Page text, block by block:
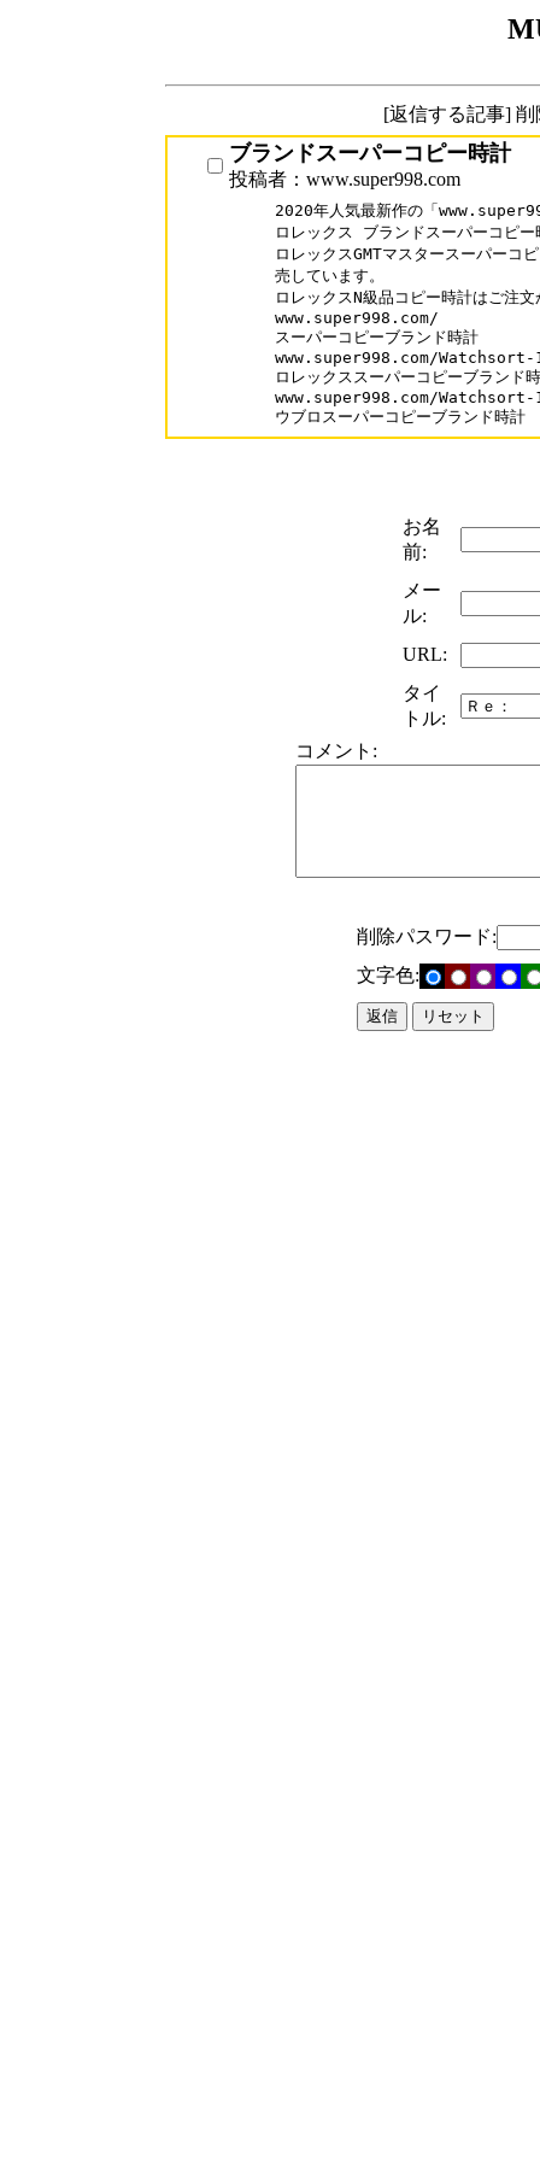
[返信する記事]
ブランドスーパーコピー時計
投稿者：www.super998.com
2020年人気最新作の「
ロレックス ブランドスーパーコピ
ロレックスGMTマスタースーパーコ
売しています。
ロレックスN級品コピー時計はご注
www.super998.com/
スーパーコピーブランド時計
www.super998.com/
ロレックススーパーコピーブランド
www.super998.com/
ウブロスーパーコピーブランド時計
お名
前:
メー
ル:
URL:
タイ
トル:
コメント:
削除パスワード:
文字色: